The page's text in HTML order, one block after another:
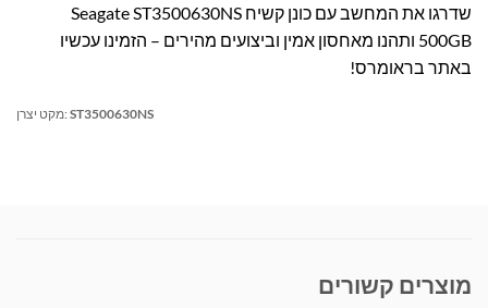
שדרגו את המחשב עם כונן קשיח Seagate ST3500630NS
500GB ותהנו מאחסון אמין וביצועים מהירים – הזמינו עכשיו
באתר בראומרס!
מקט יצרן: ST3500630NS
מוצרים קשורים